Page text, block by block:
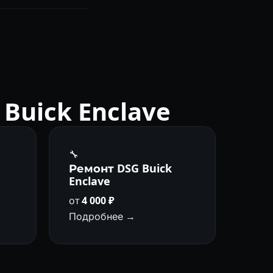
Enclave
🔧
Ремонт DSG Buick
Enclave
от4 000 ₽
Подробнее →